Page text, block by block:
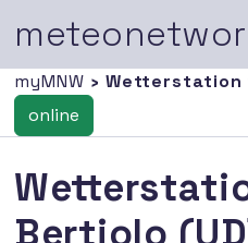
myMNW › Wetterstation
online
Bertiolo